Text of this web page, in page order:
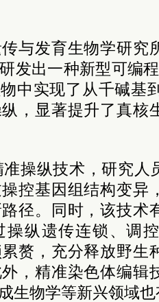
与发育生物学研究
发出一种新型可编
中实现了从千碱基
，显著提升了真核
操纵技术，研究人
控基因组结构变异
径。同时，该技术
操纵遗传连锁、调
赘，充分释放野生
，精准染色体编辑
生物学等新兴领域